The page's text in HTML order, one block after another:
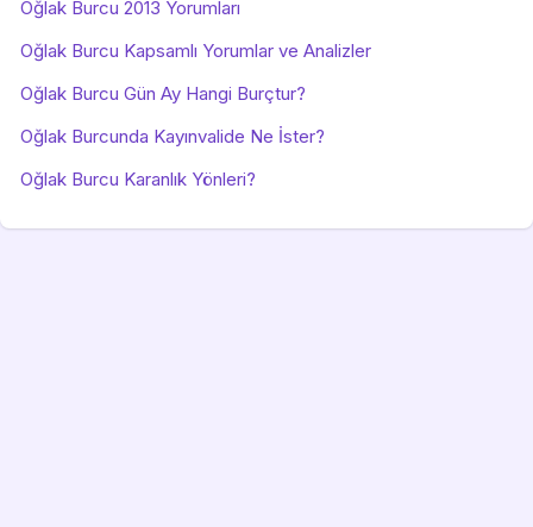
Oğlak Burcu 2013 Yorumları
Oğlak Burcu Kapsamlı Yorumlar ve Analizler
Oğlak Burcu Gün Ay Hangi Burçtur?
Oğlak Burcunda Kayınvalide Ne İster?
Oğlak Burcu Karanlık Yönleri?